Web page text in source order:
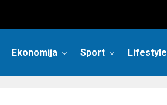
Ekonomija Sport Lifestyle